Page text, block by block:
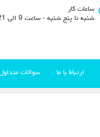
ساعات کار
شنبه تا پنج شنبه - ساعت 9 الی 21
ارتباط با ما سوالات